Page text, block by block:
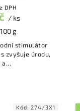
DPH
/ ks
g
zvyšuje úrodu,
Kód:274/3X1